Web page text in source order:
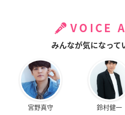
VOICE
みんなが気になって
宮野真守 鈴村健一